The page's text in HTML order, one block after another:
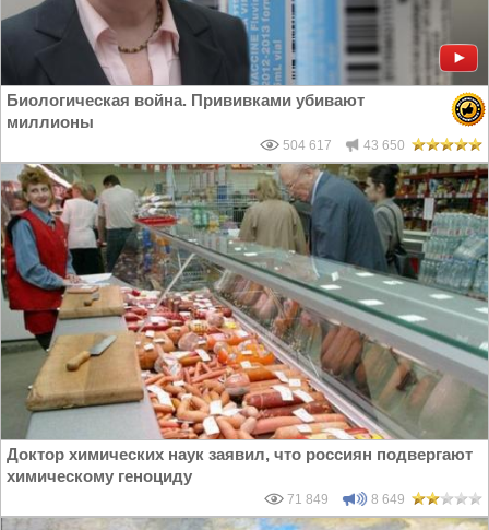
Биологическая война. Прививками убивают
миллионы
504 617 43 650
Доктор химических наук заявил, что россиян подвергают
химическому геноциду
71 849 8 649